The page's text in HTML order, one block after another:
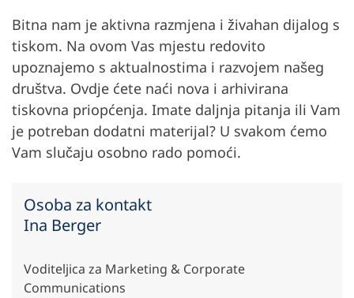
Bitna nam je aktivna razmjena i živahan dijalog s
tiskom. Na ovom Vas mjestu redovito
upoznajemo s aktualnostima i razvojem našeg
društva. Ovdje ćete naći nova i arhivirana
tiskovna priopćenja. Imate daljnja pitanja ili Vam
je potreban dodatni materijal? U svakom ćemo
Vam slučaju osobno rado pomoći.
Osoba za kontakt
Ina Berger
Voditeljica za Marketing & Corporate
Communications